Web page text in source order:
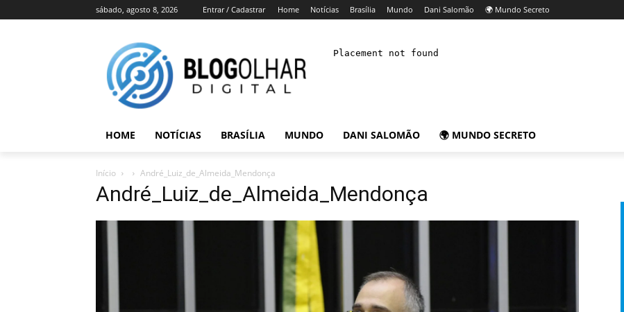
sábado, agosto 8, 2026 Entrar / Cadastrar Home Notícias Brasília Mundo Dani Salomão 🌍 Mundo Secreto
HOME NOTÍCIAS BRASÍLIA MUNDO DANI SALOMÃO 🌍 MUNDO SECRETO
Início André_Luiz_de_Almeida_Mendonça
André_Luiz_de_Almeida_Mendonça